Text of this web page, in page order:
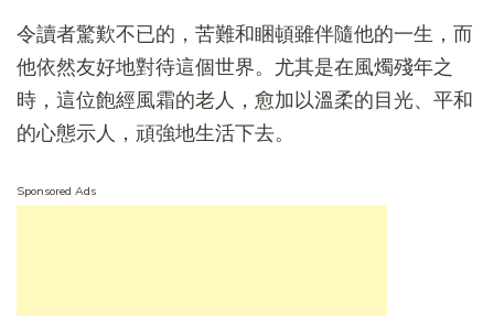
令讀者驚歎不已的，苦難和睏頓雖伴隨他的一生，而
他依然友好地對待這個世界。尤其是在風燭殘年之
時，這位飽經風霜的老人，愈加以溫柔的目光、平和
的心態示人，頑強地生活下去。
Sponsored Ads